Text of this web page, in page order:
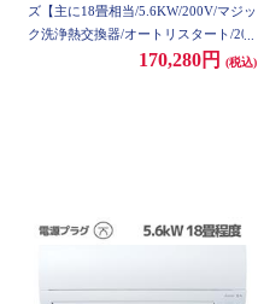
ズ【主に18畳相当/5.6KW/200V/マジッ
ク洗浄熱交換器/オートリスタート/202
3年モデル】★大型配送対象商品 RAS-
170,280円 (税込)